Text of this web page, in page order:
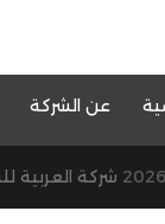
عن الشركة
شركة العربية